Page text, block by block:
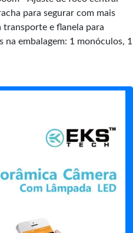
para segurar com mais
transporte e flanela para
na embalagem: 1 monóculos, 1